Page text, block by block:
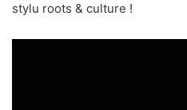
stylu roots & culture !